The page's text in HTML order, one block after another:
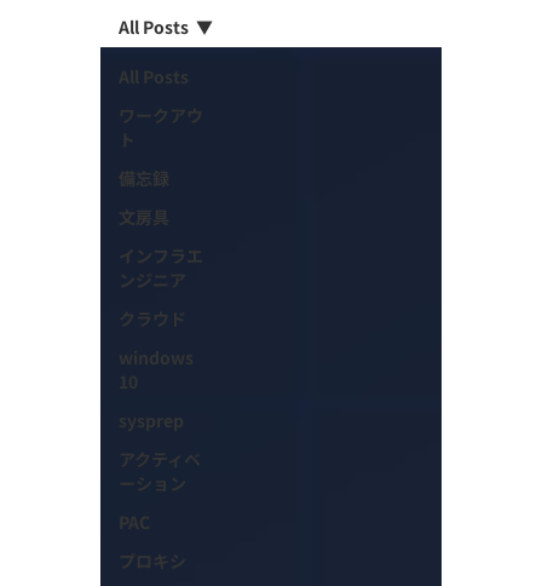
All Posts
ワークアウ
ト
備忘録
文房具
インフラエ
ンジニア
クラウド
windows
10
sysprep
アクティベ
ーション
PAC
プロキシ
All Posts